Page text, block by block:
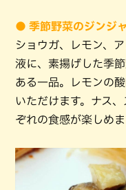
● 季節野菜のジンジ
ショウガ、レモン、
液に、素揚げした季
ある一品。レモンの
いただけます。ナス
ぞれの食感が楽しめま